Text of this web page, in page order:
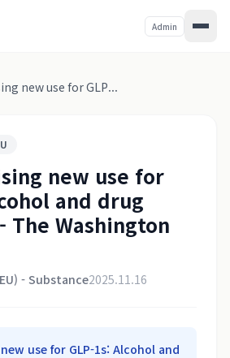
Admin
new use for GLP...
new use for
and drug
The Washington
- Substance2025.11.16
use for GLP-1s: Alcohol and